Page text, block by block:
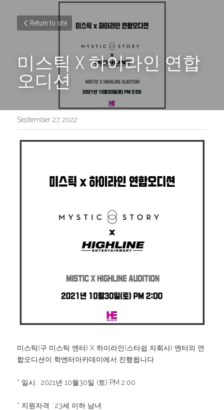
Return to site
미스틱 X 하이라인 연합
오디션
September 27, 2022
미스틱(구 미스틱 엔터) X 하이라인(스타쉽 자회사) 엔터의 연
합오디션이 학엔터아카데미에서 진행됩니다.
* 일시 : 2021년 10월30일 (토) PM 2:00
* 지원자격 : 23세 이하 남녀